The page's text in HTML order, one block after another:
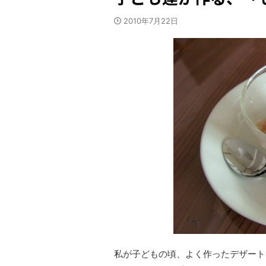
2010年7月22日
私が子どもの頃、よく作ったデザー